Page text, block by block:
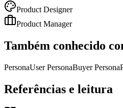
Product Designer
Product Manager
Também conhecido
PersonaUser PersonaBuyer Persona
Referências e leitura